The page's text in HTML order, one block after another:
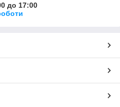
до 17:00